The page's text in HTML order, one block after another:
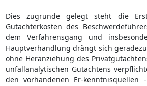
Dies zugrunde gelegt steht die
Gutachterkosten des
dem Verfahrensgang und
Hauptverhandlung drängt sich
ohne Heranziehung des
unfallanalytischen Gutachtens
den vorhandenen Er-kenntnisquellen